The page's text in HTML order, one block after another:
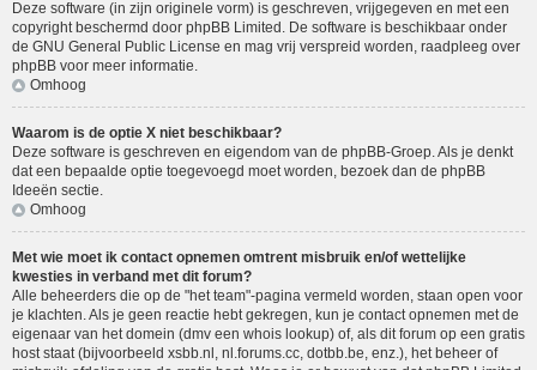
Deze software (in zijn originele vorm) is geschreven, vrijgegeven en met een
copyright beschermd door phpBB Limited . De software is beschikbaar onder
de GNU General Public License en mag vrij verspreid worden, raadpleeg over
phpBB voor meer informatie.
Omhoog
Waarom is de optie X niet beschikbaar?
Deze software is geschreven en eigendom van de phpBB-Groep. Als je denkt
dat een bepaalde optie toegevoegd moet worden, bezoek dan de phpBB
Ideeën sectie.
Omhoog
Met wie moet ik contact opnemen omtrent misbruik en/of wettelijke
kwesties in verband met dit forum?
Alle beheerders die op de "het team"-pagina vermeld worden, staan open voor
je klachten. Als je geen reactie hebt gekregen, kun je contact opnemen met de
eigenaar van het domein (dmv een whois lookup) of, als dit forum op een gratis
host staat (bijvoorbeeld xsbb.nl, nl.forums.cc, dotbb.be, enz.), het beheer of